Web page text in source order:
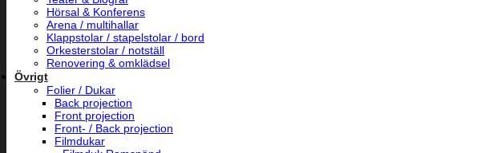
Hörsal & Konferens
Arena / multihallar
Klappstolar / stapelstolar / bord
Orkesterstolar / notställ
Renovering & omklädsel
Övrigt
Folier / Dukar
Back projection
Front projection
Front- / Back projection
Filmdukar